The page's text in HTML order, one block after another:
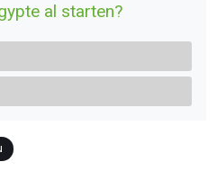
al starten?